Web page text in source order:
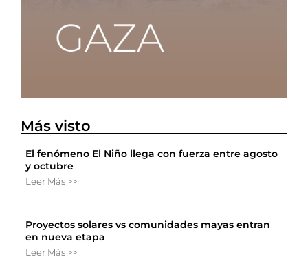
Más visto
El fenómeno El Niño llega con fuerza entre agosto
y octubre
Leer Más >>
Proyectos solares vs comunidades mayas entran
en nueva etapa
Leer Más >>